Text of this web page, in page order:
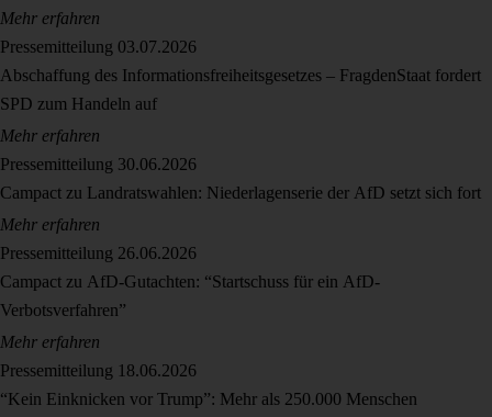
Mehr erfahren
Pressemitteilung 03.07.2026
Abschaffung des Informationsfreiheitsgesetzes – FragdenStaat fordert
SPD zum Handeln auf
Mehr erfahren
Pressemitteilung 30.06.2026
Campact zu Landratswahlen: Niederlagenserie der AfD setzt sich fort
Mehr erfahren
Pressemitteilung 26.06.2026
Campact zu AfD-Gutachten: “Startschuss für ein AfD-
Verbotsverfahren”
Mehr erfahren
Pressemitteilung 18.06.2026
“Kein Einknicken vor Trump”: Mehr als 250.000 Menschen